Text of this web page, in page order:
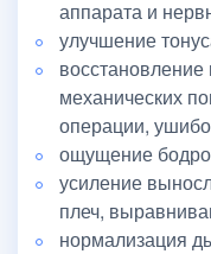
аппарата и
улучшение
механических
операции,
ощущение
усиление
плеч,
нормализация